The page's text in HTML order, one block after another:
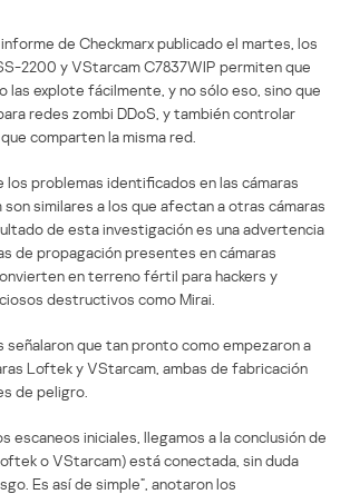
de Checkmarx publicado el martes, los
2200 y VStarcam C7837WIP permiten que
las explote fácilmente, y no sólo eso, sino que
redes zombi DDoS, y también controlar
comparten la misma red.
los problemas identificados en las cámaras
similares a los que afectan a otras cámaras
de esta investigación es una advertencia
de propagación presentes en cámaras
en terreno fértil para hackers y
destructivos como Mirai.
que tan pronto como empezaron a
Loftek y VStarcam, ambas de fabricación
de peligro.
escaneos iniciales, llegamos a la conclusión de
o VStarcam) está conectada, sin duda
Es así de simple”, anotaron los